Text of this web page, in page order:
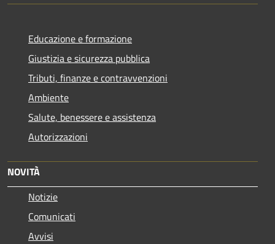
Educazione e formazione
Giustizia e sicurezza pubblica
Tributi, finanze e contravvenzioni
Ambiente
Salute, benessere e assistenza
Autorizzazioni
NOVITÀ
Notizie
Comunicati
Avvisi